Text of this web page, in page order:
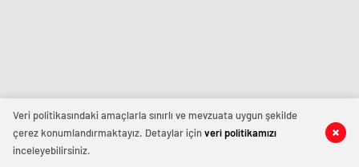
Veri politikasındaki amaçlarla sınırlı ve mevzuata uygun şekilde
çerez konumlandırmaktayız. Detaylar içinveri politikamızı
inceleyebilirsiniz.